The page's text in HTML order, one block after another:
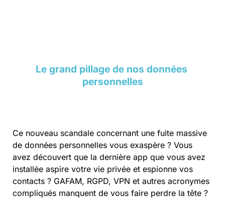
Le grand pillage de nos données
personnelles
Ce nouveau scandale concernant une fuite massive
de données personnelles vous exaspère ? Vous
avez découvert que la dernière app que vous avez
installée aspire votre vie privée et espionne vos
contacts ? GAFAM, RGPD, VPN et autres acronymes